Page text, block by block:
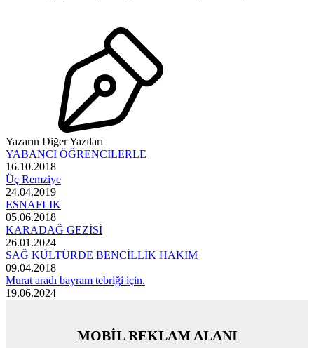
Yazarın Diğer Yazıları
YABANCI ÖĞRENCİLERLE
16.10.2018
Üç Remziye
24.04.2019
ESNAFLIK
05.06.2018
KARADAĞ GEZİSİ
26.01.2024
SAĞ KÜLTÜRDE BENCİLLİK HAKİM
09.04.2018
Murat aradı bayram tebriği için.
19.06.2024
MOBİL REKLAM ALANI